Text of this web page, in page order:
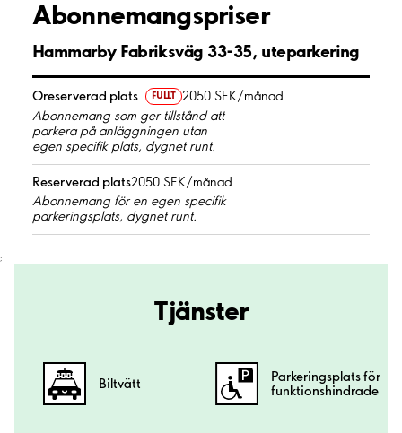
Abonnemangspriser
Hammarby Fabriksväg 33-35, uteparkering
Oreserverad plats FULLT 2050 SEK/månad
Abonnemang som ger tillstånd att
parkera på anläggningen utan
egen specifik plats, dygnet runt.
Reserverad plats2050 SEK/månad
Abonnemang för en egen specifik
parkeringsplats, dygnet runt.
;
Tjänster
Biltvätt
Parkeringsplats för
funktionshindrade